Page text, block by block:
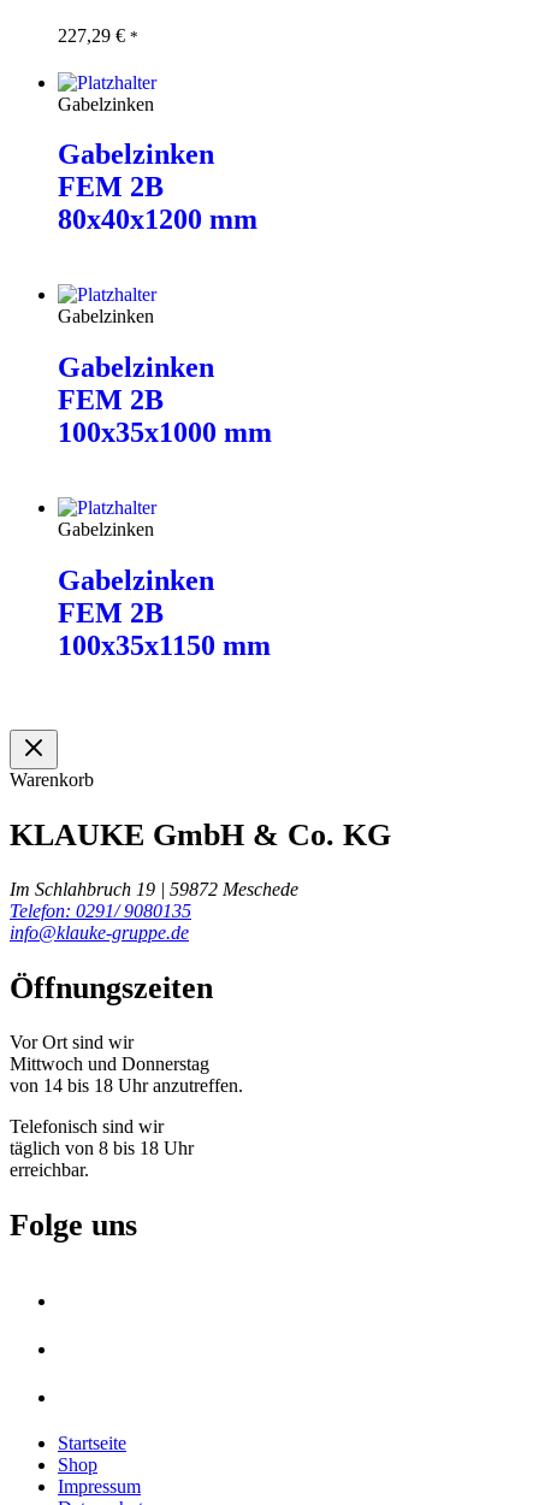
227,29 € *
Gabelzinken
Gabelzinken
FEM 2B
80x40x1200 mm
Gabelzinken
Gabelzinken
FEM 2B
100x35x1000 mm
Gabelzinken
Gabelzinken
FEM 2B
100x35x1150 mm
Warenkorb
KLAUKE GmbH & Co. KG
Im Schlahbruch 19 | 59872 Meschede
Telefon: 0291/ 9080135
info@klauke-gruppe.de
Öffnungszeiten
Vor Ort sind wir
Mittwoch und Donnerstag
von 14 bis 18 Uhr anzutreffen.
Telefonisch sind wir
täglich von 8 bis 18 Uhr
erreichbar.
Folge uns
Startseite
Shop
Impressum